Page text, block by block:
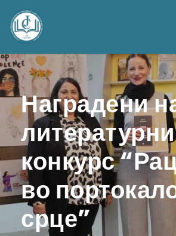
Наградени
конкурс
во
срце”